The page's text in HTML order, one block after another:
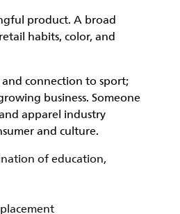
product. A broad
habits, color, and
connection to sport;
business. Someone
apparel industry
and culture.
of education,